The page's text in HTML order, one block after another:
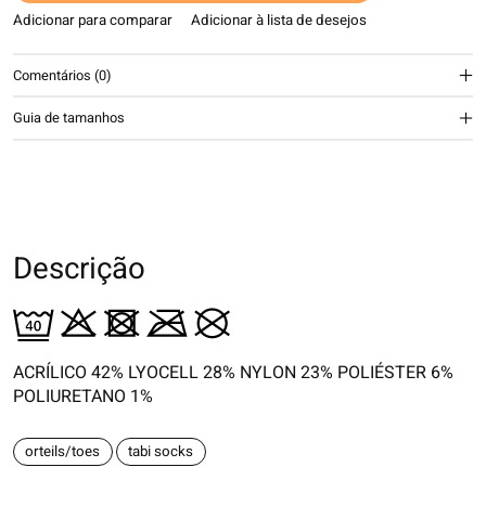
Adicionar para comparar Adicionar à lista de desejos
Comentários (0)
Guia de tamanhos
Descrição
ACRÍLICO 42% LYOCELL 28% NYLON 23% POLIÉSTER 6%
POLIURETANO 1%
orteils/toes tabi socks